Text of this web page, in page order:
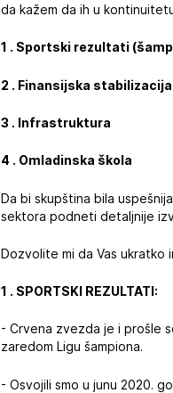
da kažem da ih u
1 . Sportski rezultati
2 . Finansijska stabilizacija
3 . Infrastruktura
4 . Omladinska škola
Da bi skupština bila
sektora podneti detaljnije
Dozvolite mi da Vas ukratko
1 . SPORTSKI REZULTATI:
- Crvena zvezda je i prošle
zaredom Ligu šampiona.
- Osvojili smo u junu 2020.